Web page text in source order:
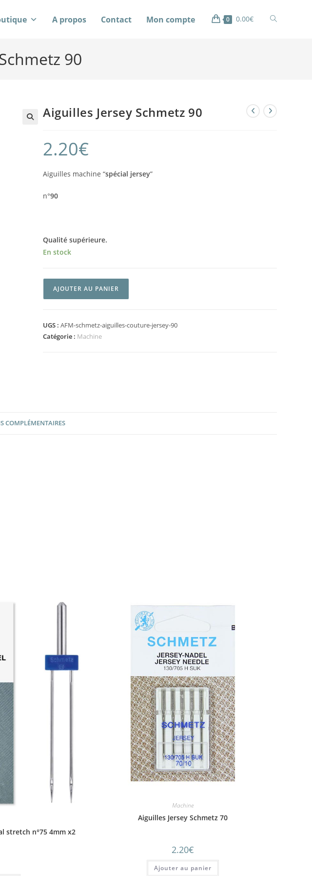
A propos Contact Mon compte 0 0.00€
90
Aiguilles Jersey Schmetz 90
2.20€
Aiguilles machine “spécial jersey”
n°90
Qualité supérieure.
En stock
AJOUTER AU PANIER
UGS : AFM-schmetz-aiguilles-couture-jersey-90
Catégorie : Machine
COMPLÉMENTAIRES
stretch n°75 4mm x2
Machine
Aiguilles Jersey Schmetz 70
2.20€
Ajouter au panier